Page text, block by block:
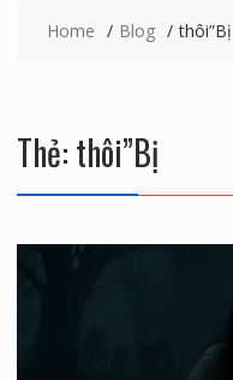
Home Blog thôi”Bị
Thẻ:thôi”Bị